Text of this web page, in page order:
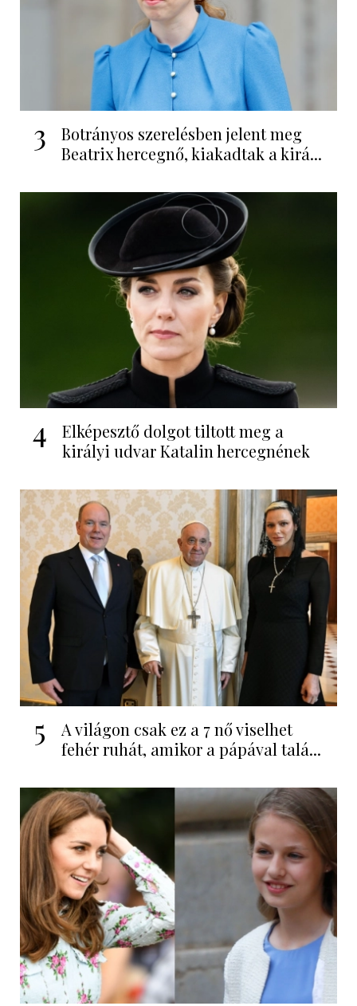
3
Botrányos szerelésben jelent meg
Beatrix hercegnő, kiakadtak a kirá...
4
Elképesztő dolgot tiltott meg a
királyi udvar Katalin hercegnének
5
A világon csak ez a 7 nő viselhet
fehér ruhát, amikor a pápával talá...